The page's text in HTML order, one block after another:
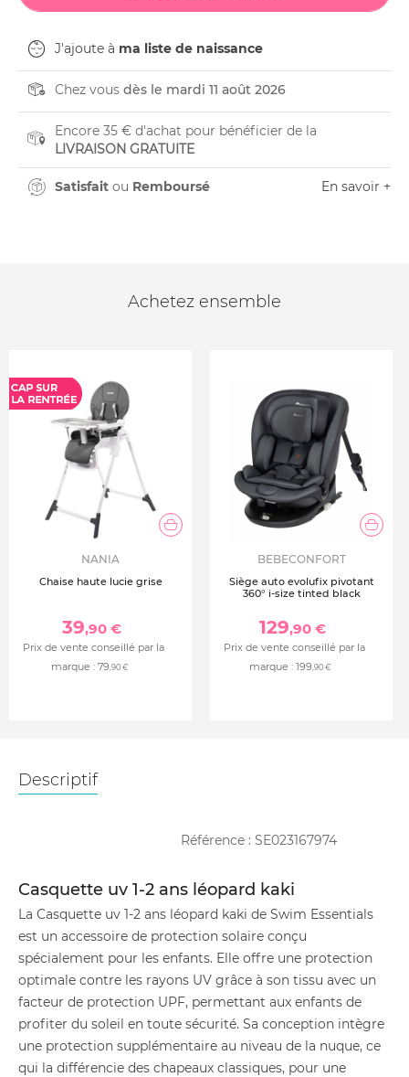
J'ajoute à ma liste de naissance
Chez vous dès le mardi 11 août 2026
Encore 35 € d'achat pour bénéficier de la
LIVRAISON GRATUITE
Satisfait ou Remboursé En savoir +
Achetez ensemble
NANIA
Chaise haute lucie grise
39,90 €
Prix de vente conseillé par la
marque : 79,90 €
BEBECONFORT
Siège auto evolufix pivotant
360° i-size tinted black
129,90 €
Prix de vente conseillé par la
marque : 199,90 €
Descriptif
Référence : SE023167974
Casquette uv 1-2 ans léopard kaki
La Casquette uv 1-2 ans léopard kaki de Swim Essentials
est un accessoire de protection solaire conçu
spécialement pour les enfants. Elle offre une protection
optimale contre les rayons UV grâce à son tissu avec un
facteur de protection UPF, permettant aux enfants de
profiter du soleil en toute sécurité. Sa conception intègre
une protection supplémentaire au niveau de la nuque, ce
qui la différencie des chapeaux classiques, pour une